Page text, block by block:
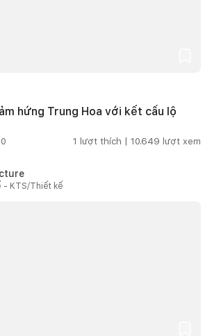
hứng Trung Hoa với kết cấu lộ
1 lượt thích | 10.649 lượt xem
- KTS/Thiết kế